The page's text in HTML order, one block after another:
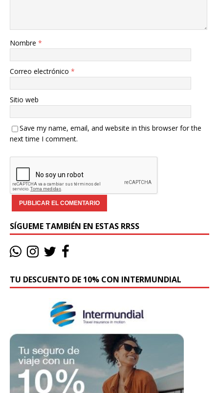
Nombre *
Correo electrónico *
Sitio web
Save my name, email, and website in this browser for the
next time I comment.
SÍGUEME TAMBIÉN EN ESTAS RRSS
TU DESCUENTO DE 10% CON INTERMUNDIAL